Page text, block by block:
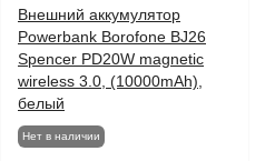
Внешний аккумулятор
Powerbank Borofone BJ26
Spencer PD20W magnetic
wireless 3.0, (10000mAh),
белый
Нет в наличии